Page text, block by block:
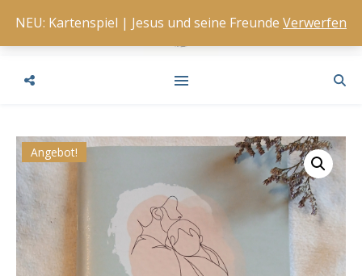
Angebot!
NEU: Kartenspiel | Jesus und seine Freunde Verwerfen